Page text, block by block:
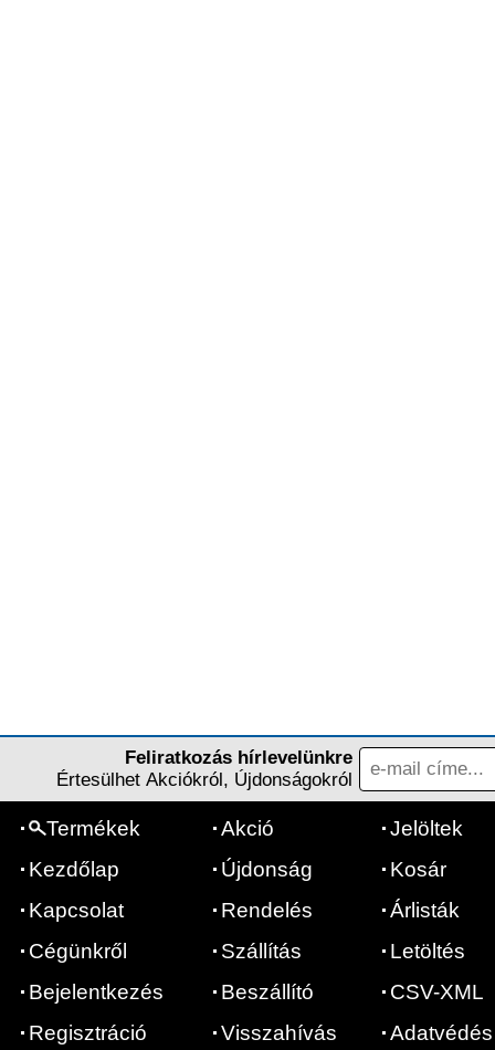
Feliratkozás hírlevelünkre
Értesülhet Akciókról, Újdonságokról
Termékek
Kezdőlap
Kapcsolat
Cégünkről
Bejelentkezés
Regisztráció
Akció
Újdonság
Rendelés
Szállítás
Beszállító
Visszahívás
Jelöltek
Kosár
Árlisták
Letöltés
CSV-XML
Adatvédés